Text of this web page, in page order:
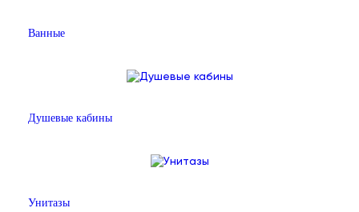
Ванные
Душевые кабины
Унитазы